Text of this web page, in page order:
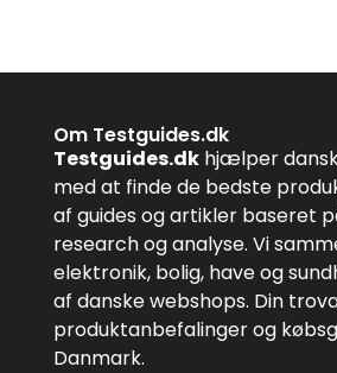
Om Testguides.dk
Testguides.dk hjælper
med at finde de bedste
af guides og artikler baseret
research og analyse. Vi
elektronik, bolig, have og
af danske webshops. Din
produktanbefalinger og
Danmark.